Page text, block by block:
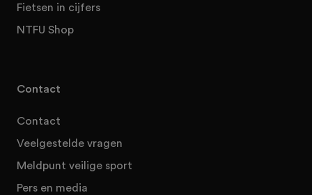
Fietsen in cijfers
NTFU Shop
Contact
Contact
Veelgestelde vragen
Meldpunt veilige sport
Pers en media